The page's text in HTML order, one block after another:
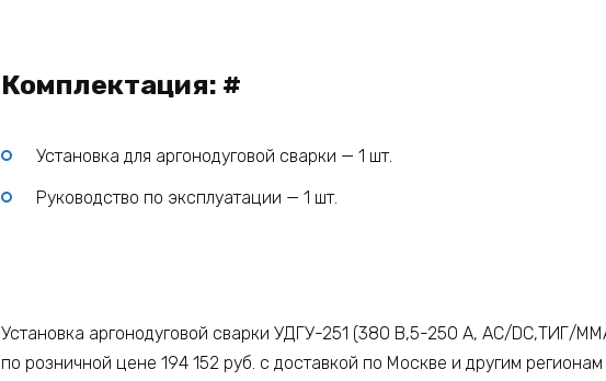
Комплектация: #
Установка для аргонодуговой сварки — 1 шт.
Руководство по эксплуатации — 1 шт.
Установка аргонодуговой сварки УДГУ-251 (380 В,5-250 А, AC/DC,ТИГ/
по розничной цене 194 152 руб. с доставкой по Москве и другим